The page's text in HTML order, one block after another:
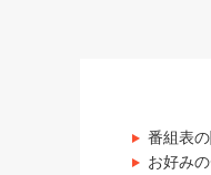
番組表
お好み